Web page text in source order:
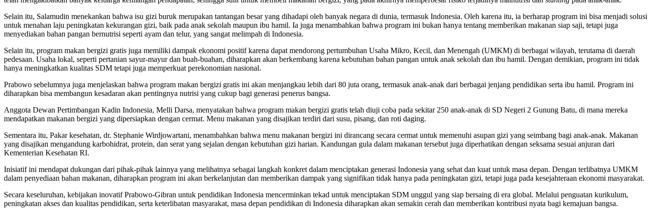
Selain itu, Salamudin menekankan bahwa isu gizi buruk merupakan tantangan besar yang dihadapi oleh banyak negara di dunia, termasuk Indonesia. Oleh karena itu, ia berharap program ini bisa menjadi solusi
untuk menahan laju peningkatan kekurangan gizi, baik pada anak sekolah maupun ibu hamil. Ia juga menambahkan bahwa program ini bukan hanya tentang memberikan makanan siap saji, tetapi juga
menyediakan bahan pangan bernutrisi seperti ayam dan telur, yang sangat melimpah di Indonesia.
Selain itu, program makan bergizi gratis juga memiliki dampak ekonomi positif karena dapat mendorong pertumbuhan Usaha Mikro, Kecil, dan Menengah (UMKM) di berbagai wilayah, terutama di daerah
pedesaan. Usaha lokal, seperti pertanian sayur-mayur dan buah-buahan, diharapkan akan berkembang karena kebutuhan bahan pangan untuk anak sekolah dan ibu hamil. Dengan demikian, program ini tidak
hanya meningkatkan kualitas SDM tetapi juga memperkuat perekonomian nasional.
Prabowo sebelumnya juga menjelaskan bahwa program makan bergizi gratis ini akan menjangkau lebih dari 80 juta orang, termasuk anak-anak dari berbagai jenjang pendidikan serta ibu hamil. Program ini
diharapkan bisa membangun kesadaran akan pentingnya nutrisi yang cukup bagi generasi penerus bangsa.
Anggota Dewan Pertimbangan Kadin Indonesia, Melli Darsa, menyatakan bahwa program makan bergizi gratis telah diuji coba pada sekitar 250 anak-anak di SD Negeri 2 Gunung Batu, di mana mereka
mendapatkan makanan bergizi yang dipersiapkan dengan cermat. Menu makanan yang disajikan terdiri dari susu, pisang, dan roti daging.
Sementara itu, Pakar kesehatan, dr. Stephanie Wirdjowartani, menambahkan bahwa menu makanan bergizi ini dirancang secara cermat untuk memenuhi asupan gizi yang seimbang bagi anak-anak. Makanan
yang disajikan mengandung karbohidrat, protein, dan serat yang sejalan dengan kebutuhan gizi harian. Kandungan gula dalam makanan tersebut juga diperhatikan dengan seksama sesuai anjuran dari
Kementerian Kesehatan RI.
Inisiatif ini mendapat dukungan dari pihak-pihak lainnya yang melihatnya sebagai langkah konkret dalam menciptakan generasi Indonesia yang sehat dan kuat untuk masa depan. Dengan terlibatnya UMKM
dalam penyediaan bahan makanan, diharapkan program ini akan berkelanjutan dan memberikan dampak yang signifikan tidak hanya pada peningkatan gizi, tetapi juga pada kesejahteraan ekonomi masyarakat.
Secara keseluruhan, kebijakan inovatif Prabowo-Gibran untuk pendidikan Indonesia mencerminkan tekad untuk menciptakan SDM unggul yang siap bersaing di era global. Melalui penguatan kurikulum,
peningkatan akses dan kualitas pendidikan, serta keterlibatan masyarakat, masa depan pendidikan di Indonesia diharapkan akan semakin cerah dan memberikan kontribusi nyata bagi kemajuan bangsa.